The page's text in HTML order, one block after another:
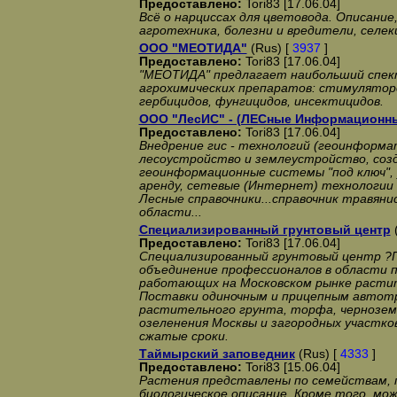
Предоставлено:
Tori83 [17.06.04]
Всё о нарциссах для цветовода.
агротехника, болезни и вредители,
ООО "МЕОТИДА" (Rus) [ 3937 ]
Предоставлено: Tori83 [17.06.04]
"МЕОТИДА" предлагает наибольший
агрохимических препаратов:
гербицидов, фунгицидов, инсектицидов.
ООО "ЛесИС" - (ЛЕСные
Предоставлено: Tori83 [17.06.04]
Внедрение гис - технологий
лесоустройство и землеустройство,
геоинформационные системы "под ключ",
аренду, сетевые (Интернет) технологии
Лесные справочники...справочник
области...
Специализированный грунтовый центр
Предоставлено: Tori83 [17.06.04]
Специализированный грунтовый центр
объединение профессионалов в области
работающих на Московском рынке
Поставки одиночным и прицепным
растительного грунта, торфа,
озеленения Москвы и загородных
сжатые сроки.
Таймырский заповедник(Rus) [ 4333 ]
Предоставлено: Tori83 [15.06.04]
Растения представлены по семействам,
биологическое описание. Кроме того,